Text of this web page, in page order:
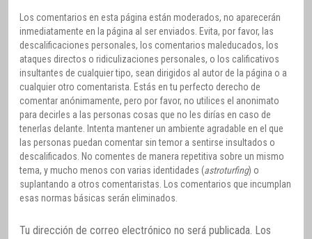
Los comentarios en esta página están moderados, no aparecerán
inmediatamente en la página al ser enviados. Evita, por favor, las
descalificaciones personales, los comentarios maleducados, los
ataques directos o ridiculizaciones personales, o los calificativos
insultantes de cualquier tipo, sean dirigidos al autor de la página o a
cualquier otro comentarista. Estás en tu perfecto derecho de
comentar anónimamente, pero por favor, no utilices el anonimato
para decirles a las personas cosas que no les dirías en caso de
tenerlas delante. Intenta mantener un ambiente agradable en el que
las personas puedan comentar sin temor a sentirse insultados o
descalificados. No comentes de manera repetitiva sobre un mismo
tema, y mucho menos con varias identidades (astroturfing) o
suplantando a otros comentaristas. Los comentarios que incumplan
esas normas básicas serán eliminados.
Tu dirección de correo electrónico no será publicada. Los